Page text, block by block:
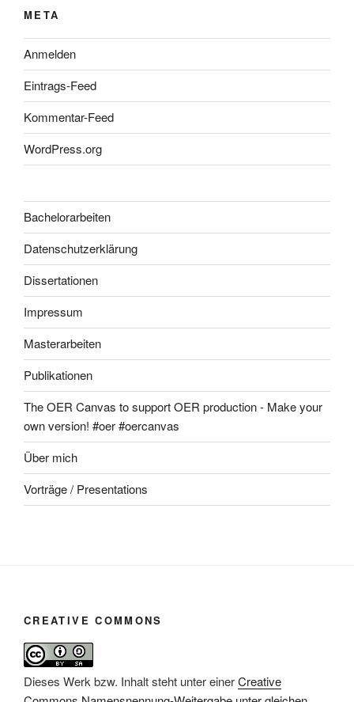
META
Anmelden
Eintrags-Feed
Kommentar-Feed
WordPress.org
Bachelorarbeiten
Datenschutzerklärung
Dissertationen
Impressum
Masterarbeiten
Publikationen
The OER Canvas to support OER production - Make your
own version! #oer #oercanvas
Über mich
Vorträge / Presentations
CREATIVE COMMONS
Dieses Werk bzw. Inhalt steht unter einerCreative